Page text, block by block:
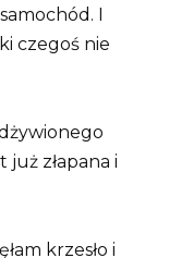
I
czegoś nie
już złapana i
krzesło i